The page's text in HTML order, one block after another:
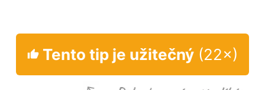
Tento tip je užitečný (22×)